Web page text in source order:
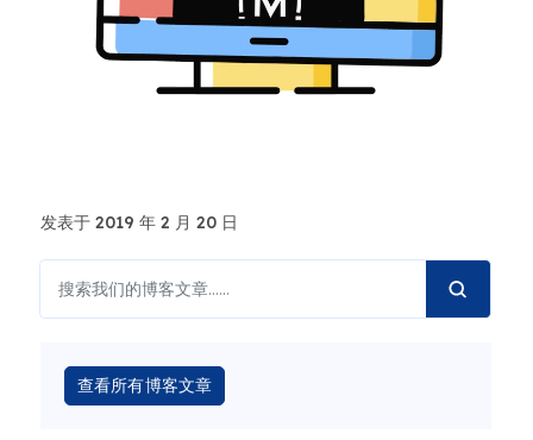
发表于 2019 年 2 月 20 日
查看所有博客文章